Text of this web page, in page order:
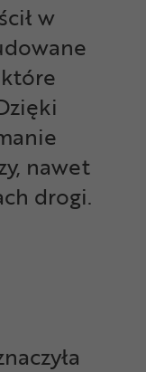
w
nawet
drogi.